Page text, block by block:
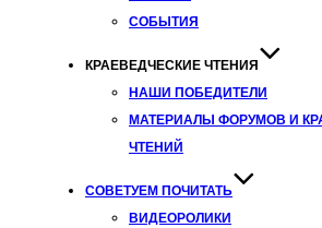
СОБЫТИЯ
КРАЕВЕДЧЕСКИЕ ЧТЕНИЯ
НАШИ ПОБЕДИТЕЛИ
МАТЕРИАЛЫ ФОРУМОВ И
ЧТЕНИЙ
СОВЕТУЕМ ПОЧИТАТЬ
ВИДЕОРОЛИКИ